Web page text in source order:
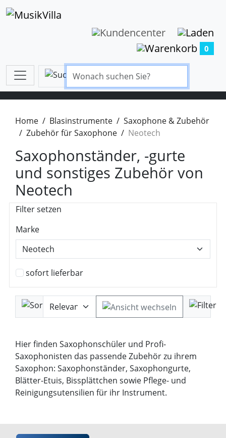
0
Home Blasinstrumente
Saxophone & Zubehör
Zubehör für Saxophone
Neotech
Saxophonständer, -gurte
und sonstiges Zubehör von
Neotech
Filter setzen
Marke
sofort lieferbar
Hier finden Saxophonschüler und Profi-
Saxophonisten das passende Zubehör zu ihrem
Saxophon: Saxophonständer, Saxophongurte,
Blätter-Etuis, Bissplättchen sowie Pflege- und
Reinigungsutensilien für ihr Instrument.